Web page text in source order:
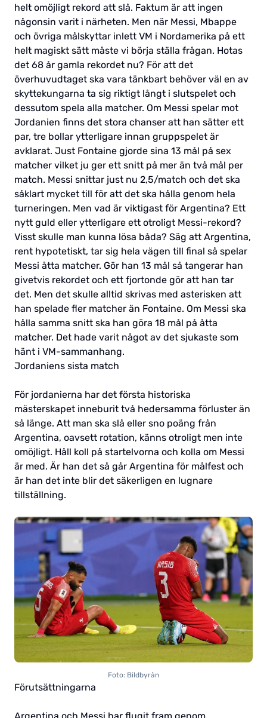
helt omöjligt rekord att slå. Faktum är att ingen
någonsin varit i närheten. Men när Messi, Mbappe
och övriga målskyttar inlett VM i Nordamerika på ett
helt magiskt sätt måste vi börja ställa frågan. Hotas
det 68 år gamla rekordet nu? För att det
överhuvudtaget ska vara tänkbart behöver väl en av
skyttekungarna ta sig riktigt långt i slutspelet och
dessutom spela alla matcher. Om Messi spelar mot
Jordanien finns det stora chanser att han sätter ett
par, tre bollar ytterligare innan gruppspelet är
avklarat. Just Fontaine gjorde sina 13 mål på sex
matcher vilket ju ger ett snitt på mer än två mål per
match. Messi snittar just nu 2,5/match och det ska
såklart mycket till för att det ska hålla genom hela
turneringen. Men vad är viktigast för Argentina? Ett
nytt guld eller ytterligare ett otroligt Messi-rekord?
Visst skulle man kunna lösa båda? Säg att Argentina,
rent hypotetiskt, tar sig hela vägen till final så spelar
Messi åtta matcher. Gör han 13 mål så tangerar han
givetvis rekordet och ett fjortonde gör att han tar
det. Men det skulle alltid skrivas med asterisken att
han spelade fler matcher än Fontaine. Om Messi ska
hålla samma snitt ska han göra 18 mål på åtta
matcher. Det hade varit något av det sjukaste som
hänt i VM-sammanhang.
Jordaniens sista match
För jordanierna har det första historiska
mästerskapet inneburit två hedersamma förluster än
så länge. Att man ska slå eller sno poäng från
Argentina, oavsett rotation, känns otroligt men inte
omöjligt. Håll koll på startelvorna och kolla om Messi
är med. Är han det så går Argentina för målfest och
är han det inte blir det säkerligen en lugnare
tillställning.
Foto: Bildbyrån
Förutsättningarna